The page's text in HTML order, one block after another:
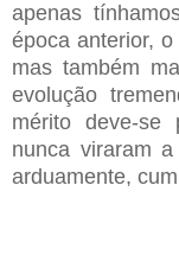
apenas
época anterior,
mas também
evolução
mérito deve-se
nunca viraram
arduamente,